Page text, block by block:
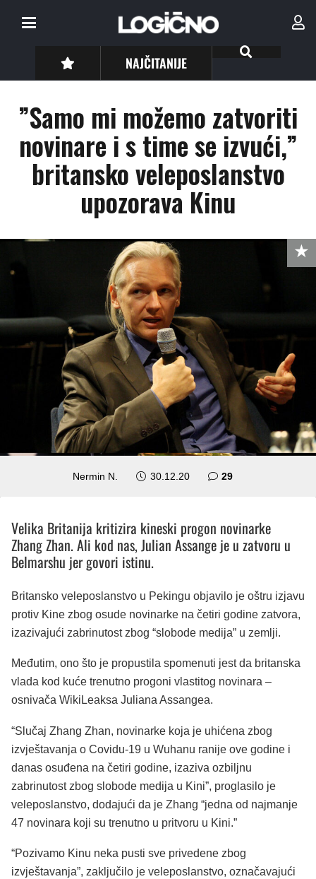
NAJČITANIJE
”Samo mi možemo zatvoriti
novinare i s time se izvući,”
britansko veleposlanstvo
upozorava Kinu
Nermin N. 30.12.20 29komentara
Velika Britanija kritizira kineski progon novinarke
Zhang Zhan. Ali kod nas, Julian Assange je u zatvoru u
Belmarshu jer govori istinu.
Britansko veleposlanstvo u Pekingu objavilo je oštru izjavu
protiv Kine zbog osude novinarke na četiri godine zatvora,
izazivajući zabrinutost zbog “slobode medija” u zemlji.
Međutim, ono što je propustila spomenuti jest da britanska
vlada kod kuće trenutno progoni vlastitog novinara –
osnivača WikiLeaksa Juliana Assangea.
“Slučaj Zhang Zhan, novinarke koja je uhićena zbog
izvještavanja o Covidu-19 u Wuhanu ranije ove godine i
danas osuđena na četiri godine, izaziva ozbiljnu
zabrinutost zbog slobode medija u Kini”, proglasilo je
veleposlanstvo, dodajući da je Zhang “jedna od najmanje
47 novinara koji su trenutno u pritvoru u Kini.”
“Pozivamo Kinu neka pusti sve privedene zbog
izvještavanja”, zaključilo je veleposlanstvo, označavajući